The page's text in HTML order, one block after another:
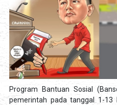
Program Bantuan Sosial
pemerintah pada tanggal 1-13